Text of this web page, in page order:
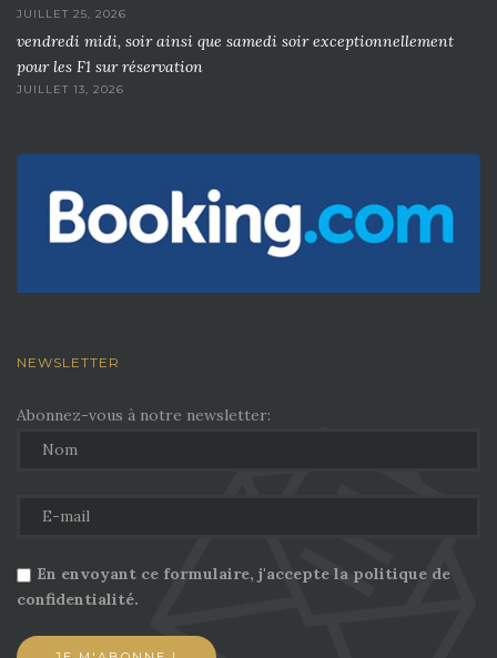
JUILLET 25, 2026
vendredi midi, soir ainsi que samedi soir exceptionnellement
pour les F1 sur réservation
JUILLET 13, 2026
NEWSLETTER
Abonnez-vous à notre newsletter:
En envoyant ce formulaire, j'accepte la politique de
confidentialité.